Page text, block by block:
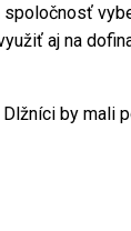
aj na
by mali